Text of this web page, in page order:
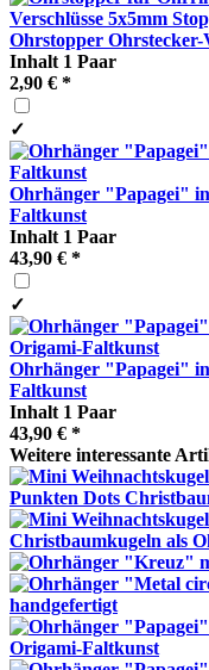
Ohrstopper Ohrstecker-
Inhalt 1 Paar
2,90 € *
✓
Ohrhänger "Papagei"
Faltkunst
Inhalt 1 Paar
43,90 € *
✓
Ohrhänger "Papagei"
Faltkunst
Inhalt 1 Paar
43,90 € *
Weitere interessante